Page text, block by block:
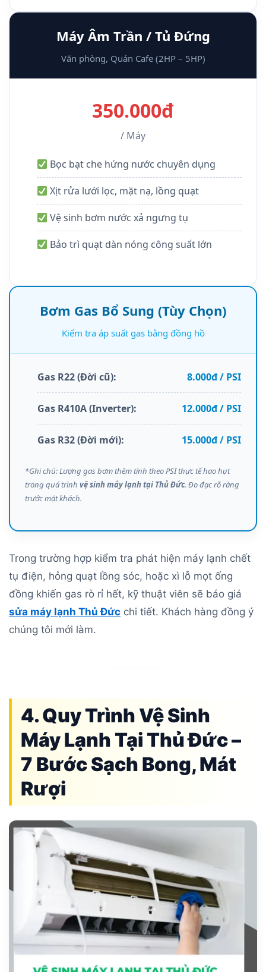
Máy Âm Trần / Tủ Đứng
Văn phòng, Quán Cafe (2HP – 5HP)
350.000đ
/ Máy
Bọc bạt che hứng nước chuyên dụng
Xịt rửa lưới lọc, mặt nạ, lồng quạt
Vệ sinh bơm nước xả ngưng tụ
Bảo trì quạt dàn nóng công suất lớn
Bơm Gas Bổ Sung (Tùy Chọn)
Kiểm tra áp suất gas bằng đồng hồ
Gas R22 (Đời cũ): 8.000đ / PSI
Gas R410A (Inverter): 12.000đ / PSI
Gas R32 (Đời mới): 15.000đ / PSI
*Ghi chú: Lượng gas bơm thêm tính theo PSI thực tế hao hụt
trong quá trình vệ sinh máy lạnh tại Thủ Đức. Đo đạc rõ ràng
trước mặt khách.
Trong trường hợp kiểm tra phát hiện máy lạnh chết
tụ điện, hỏng quạt lồng sóc, hoặc xì lỗ mọt ống
đồng khiến gas rò rỉ hết, kỹ thuật viên sẽ báo giá
sửa máy lạnh Thủ Đức chi tiết. Khách hàng đồng ý
chúng tôi mới làm.
4. Quy Trình Vệ Sinh
Máy Lạnh Tại Thủ Đức –
7 Bước Sạch Bong, Mát
Rượi